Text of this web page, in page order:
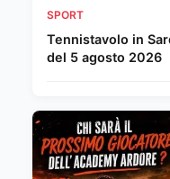
SPORT
Tennistavolo in
del 5 agosto 2026